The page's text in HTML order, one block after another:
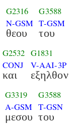
G2316
N-GSM
θεου
G3588
T-GSM
του
G2532
CONJ
και
G1831
V-AAI-3P
εξηλθον
G3319
A-GSM
μεσου
G3588
T-GSN
του